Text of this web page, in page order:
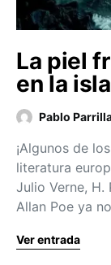
La piel
en la
Pablo
¡Algunos de
literatura
Julio Verne, H.
Allan Poe ya
Ver entrada